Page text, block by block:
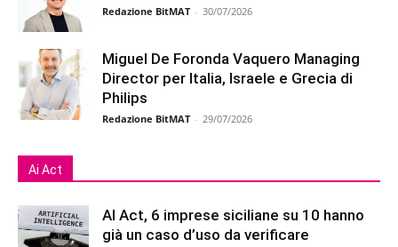
Redazione BitMAT - 30/07/2026
Miguel De Foronda Vaquero Managing
Director per Italia, Israele e Grecia di
Philips
Redazione BitMAT - 29/07/2026
Ai Act
AI Act, 6 imprese siciliane su 10 hanno
già un caso d’uso da verificare